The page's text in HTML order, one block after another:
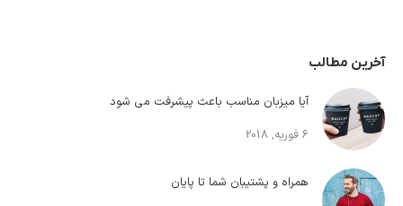
آخرین مطالب
آیا میزبان مناسب باعث پیشرفت می شود
6 فوریه, 2018
همراه و پشتیبان شما تا پایان